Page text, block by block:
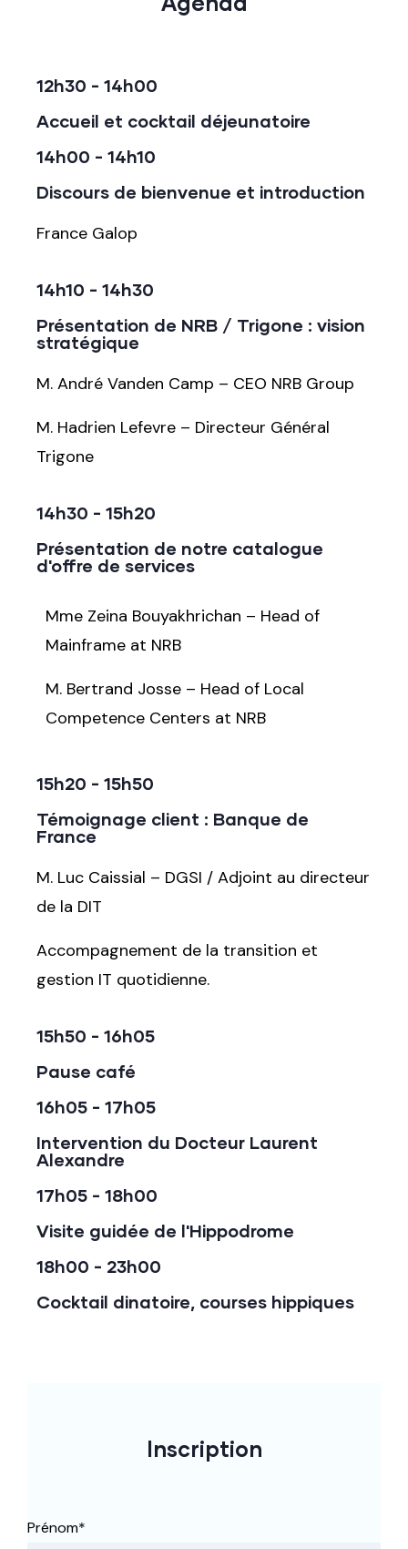
12h30 - 14h00
Accueil et cocktail déjeunatoire
14h00 - 14h10
Discours de bienvenue et introduction
France Galop
14h10 - 14h30
Présentation de NRB / Trigone : vision
stratégique
M. André Vanden Camp – CEO NRB Group
M. Hadrien Lefevre – Directeur Général
Trigone
14h30 - 15h20
Présentation de notre catalogue
d'offre de services
Mme Zeina Bouyakhrichan – Head of
Mainframe at NRB
M. Bertrand Josse – Head of Local
Competence Centers at NRB
15h20 - 15h50
Témoignage client : Banque de
France
M. Luc Caissial – DGSI / Adjoint au directeur
de la DIT
Accompagnement de la transition et
gestion IT quotidienne.
15h50 - 16h05
Pause café
16h05 - 17h05
Intervention du Docteur Laurent
Alexandre
17h05 - 18h00
Visite guidée de l'Hippodrome
18h00 - 23h00
Cocktail dinatoire, courses hippiques
Inscription
Prénom*